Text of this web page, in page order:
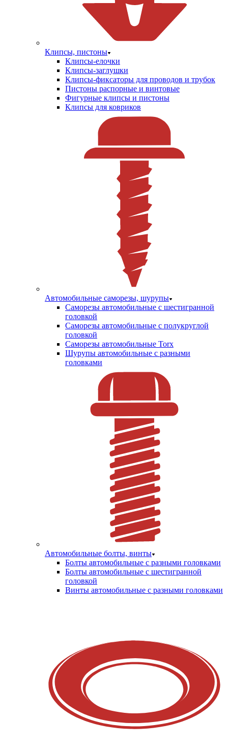
Клипсы, пистоны
Клипсы-елочки
Клипсы-заглушки
Клипсы-фиксаторы для проводов и трубок
Пистоны распорные и винтовые
Фигурные клипсы и пистоны
Клипсы для ковриков
Автомобильные саморезы, шурупы
Саморезы автомобильные с шестигранной
головкой
Саморезы автомобильные с полукруглой
головкой
Саморезы автомобильные Torx
Шурупы автомобильные с разными
головками
Автомобильные болты, винты
Болты автомобильные с разными головками
Болты автомобильные с шестигранной
головкой
Винты автомобильные с разными головками